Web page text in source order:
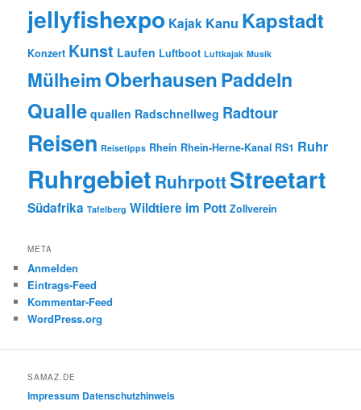
jellyfishexpo Kajak Kanu Kapstadt
Konzert Kunst Laufen Luftboot Luftkajak Musik
MülheimOberhausenPaddeln
Qualle quallen Radschnellweg Radtour
Reisen Reisetipps Rhein Rhein-Herne-Kanal RS1 Ruhr
Ruhrgebiet RuhrpottStreetart
Südafrika Tafelberg Wildtiere im Pott Zollverein
META
Anmelden
Eintrags-Feed
Kommentar-Feed
WordPress.org
SAMAZ.DE
Impressum Datenschutzhinweis